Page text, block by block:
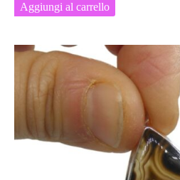
Aggiungi al carrello